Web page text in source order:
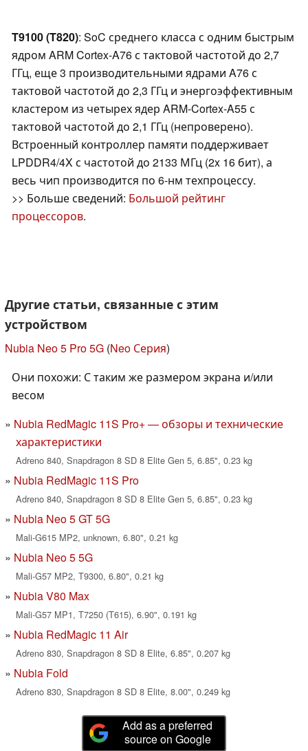
T9100 (T820): SoC среднего класса с одним быстрым
ядром ARM Cortex-A76 с тактовой частотой до 2,7
ГГц, еще 3 производительными ядрами A76 с
тактовой частотой до 2,3 ГГц и энергоэффективным
кластером из четырех ядер ARM-Cortex-A55 с
тактовой частотой до 2,1 ГГц (непроверено).
Встроенный контроллер памяти поддерживает
LPDDR4/4X с частотой до 2133 МГц (2x 16 бит), а
весь чип производится по 6-нм техпроцессу.
>> Больше сведений: Большой рейтинг
процессоров.
Другие статьи, связанные с этим
устройством
Nubia Neo 5 Pro 5G (Neo Серия)
Они похожи: С таким же размером экрана и/или
весом
Nubia RedMagic 11S Pro+ — обзоры и технические
характеристики
Adreno 840, Snapdragon 8 SD 8 Elite Gen 5, 6.85", 0.23 kg
Nubia RedMagic 11S Pro
Adreno 840, Snapdragon 8 SD 8 Elite Gen 5, 6.85", 0.23 kg
Nubia Neo 5 GT 5G
Mali-G615 MP2, unknown, 6.80", 0.21 kg
Nubia Neo 5 5G
Mali-G57 MP2, T9300, 6.80", 0.21 kg
Nubia V80 Max
Mali-G57 MP1, T7250 (T615), 6.90", 0.191 kg
Nubia RedMagic 11 Air
Adreno 830, Snapdragon 8 SD 8 Elite, 6.85", 0.207 kg
Nubia Fold
Adreno 830, Snapdragon 8 SD 8 Elite, 8.00", 0.249 kg
Add as a preferred
source on Google